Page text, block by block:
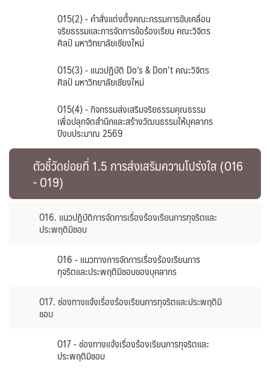
O15(2) - คำสั่งแต่งตั้งคณะกรรมการขับเคลื่อน
จริยธรรมและการจัดการข้อร้องเรียน คณะวิจิตร
ศิลป์ มหาวิทยาลัยเชียงใหม่
O15(3) - แนวปฏิบัติ Do’s & Don’t คณะวิจิตร
ศิลป์ มหาวิทยาลัยเชียงใหม่
O15(4) - กิจกรรมส่งเสริมจริยธรรมคุณธรรม
เพื่อปลุกจิตสำนึกและสร้างวัฒนธรรมให้บุคลากร
ปีงบประมาณ 2569
ตัวชี้วัดย่อยที่ 1.5 การส่งเสริมความโปร่งใส (O16
- O19)
O16. แนวปฏิบัติการจัดการเรื่องร้องเรียนการทุจริตและ
ประพฤติมิชอบ
O16 - แนวทางการจัดการเรื่องร้องเรียนการ
ทุจริตและประพฤติมิชอบของบุคลากร
O17. ช่องทางแจ้งเรื่องร้องเรียนการทุจริตและประพฤติมิ
ชอบ
O17 - ช่องทางแจ้งเรื่องร้องเรียนการทุจริตและ
ประพฤติมิชอบ